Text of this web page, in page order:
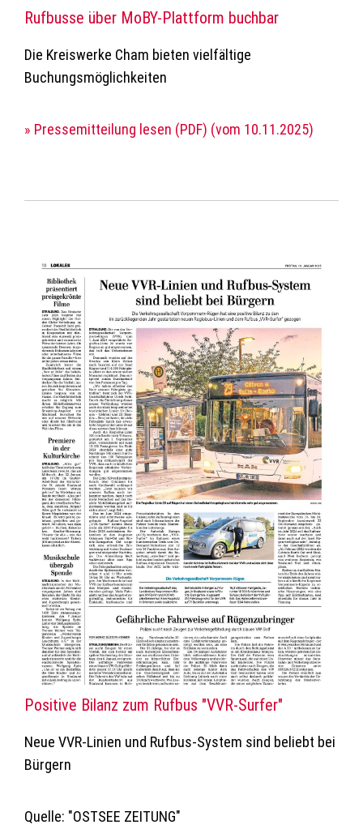
Rufbusse über MoBY-Plattform buchbar
Die Kreiswerke Cham bieten vielfältige
Buchungsmöglichkeiten
» Pressemitteilung lesen (PDF) (vom 10.11.2025)
Positive Bilanz zum Rufbus "VVR-Surfer"
Neue VVR-Linien und Rufbus-System sind beliebt bei
Bürgern
Quelle: "OSTSEE ZEITUNG"